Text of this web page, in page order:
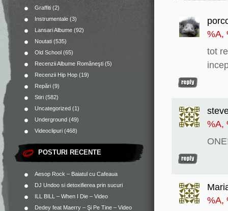
Graffiti (2)
Instrumentale (3)
Lansari Albume (92)
Noutati (535)
Old School (65)
Recenzii Albume Româneşti (5)
Recenzii Hip Hop (19)
Repări (9)
Stiri (582)
Uncategorized (1)
Underground (49)
Videoclipuri (468)
POSTURI RECENTE
Aesop Rock – Baiatul cu Cafeaua
DJ Undoo si detoxifierea prin sucuri
ILL BILL – When I Die – Video
Dedey feat Maerry – Şi Pe Tine – Video
%A,
tot
%A,
%A,